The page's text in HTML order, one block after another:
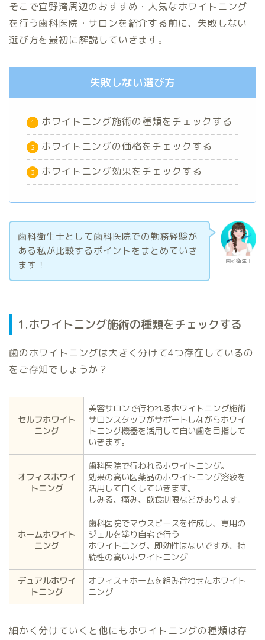
そこで宜野湾周辺のおすすめ・人気なホワイトニング
を行う歯科医院・サロンを紹介する前に、失敗しない
選び方を最初に解説していきます。
失敗しない選び方
ホワイトニング施術の種類をチェックする
ホワイトニングの価格をチェックする
ホワイトニング効果をチェックする
歯科衛生士
歯科衛生士として歯科医院での勤務経験が
ある私が比較するポイントをまとめていき
ます！
1.ホワイトニング施術の種類をチェックする
歯のホワイトニングは大きく分けて4つ存在しているの
をご存知でしょうか？
セルフホワイト
ニング
美容サロンで行われるホワイトニング施術
サロンスタッフがサポートしながらホワイ
トニング機器を活用して白い歯を目指して
いきます。
オフィスホワイ
トニング
歯科医院で行われるホワイトニング。
効果の高い医薬品のホワイトニング溶液を
活用して白くしていきます。
しみる、痛み、飲食制限などがあります。
ホームホワイト
ニング
歯科医院でマウスピースを作成し、専用の
ジェルを塗り自宅で行う
ホワイトニング。即効性はないですが、持
続性の高いホワイトニング
デュアルホワイ
トニング
オフィス＋ホームを組み合わせたホワイト
ニング
細かく分けていくと他にもホワイトニングの種類は存